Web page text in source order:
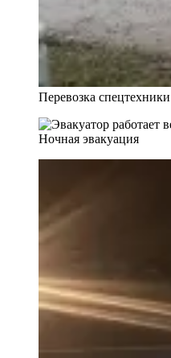
Перевозка спецтехники
Ночная эвакуация